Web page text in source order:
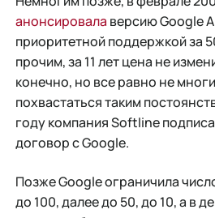
анонсировала версию Google
приоритетной поддержкой за
прочим, за 11 лет цена не
конечно, но все равно не
похвастаться таким
году компания Softline
договор c Google.
Позже Google ограничила
до 100, далее до 50, до 10, а в